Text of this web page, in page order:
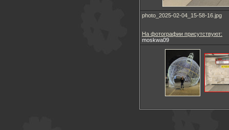
photo_2025-02-04_15-58-16.jpg
На фотографии присутствуют:
moskwa09